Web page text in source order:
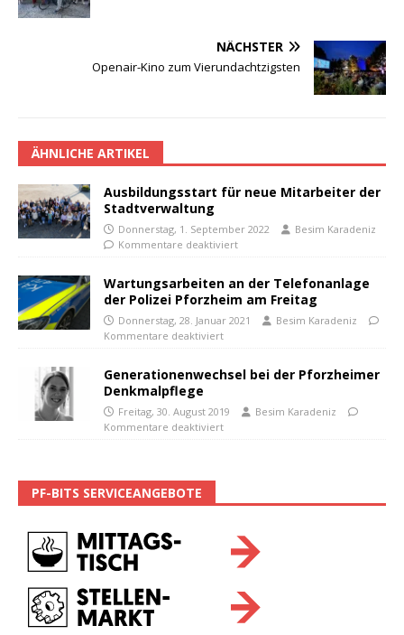
NÄCHSTER
Openair-Kino zum Vierundachtzigsten
ÄHNLICHE ARTIKEL
Ausbildungsstart für neue Mitarbeiter der
Stadtverwaltung
Donnerstag, 1. September 2022
Besim Karadeniz
Kommentare deaktiviert
Wartungsarbeiten an der Telefonanlage
der Polizei Pforzheim am Freitag
Donnerstag, 28. Januar 2021
Besim Karadeniz
Kommentare deaktiviert
Generationenwechsel bei der Pforzheimer
Denkmalpflege
Freitag, 30. August 2019
Besim Karadeniz
Kommentare deaktiviert
PF-BITS SERVICEANGEBOTE